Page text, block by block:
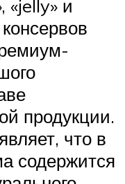
«jelly» и
продукции.
что в
содержится